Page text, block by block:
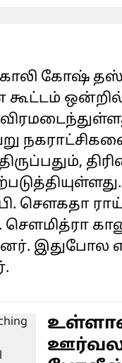
கோஷ்
கூட்டம்
சௌகதா ராய்
சௌமித்ரா
இதுபோல